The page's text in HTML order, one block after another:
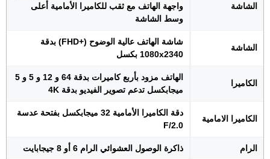
الشاشة
واجهة الهاتف مع ثقب للكاميرا الأمامية أعلى
وسط الشاشة
الشاشة
شاشة الهاتف عالية الوضوح (+FHD) بدقة
1080x2340 بكسل
الكاميرا
الهاتف مزود بأربع كاميرات بدقة 64 و 12 و 5 و 5
ميجابكسل تدعم تصوير الفيديو بدقة 4K
الكاميرا الامامية
دقة الكاميرا الأمامية 32 ميجابكسل بفتحة عدسة
F/2.0
الرام ذاكرة الوصول العشوائي الرام 6 أو 8 جيجابايت